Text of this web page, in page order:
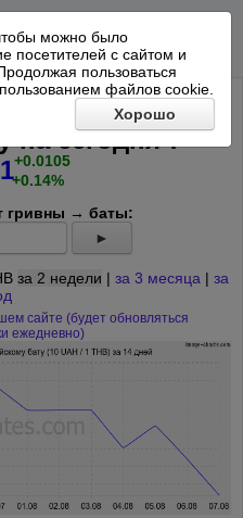
можно было
посетителей с сайтом и
пользоваться
файлов cookie.
Хорошо
гривен к
насегодня*:
+0.0105
+0.14%
гривны → баты:
►
за 2 недели | за 3 месяца | за
сайте (будет обновляться
ежедневно)